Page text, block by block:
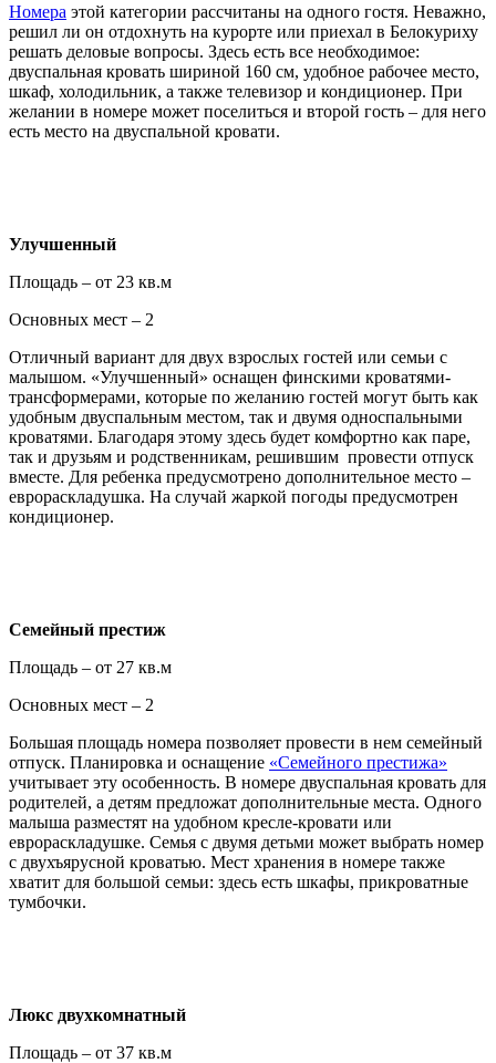
Номера этой категории рассчитаны на одного гостя. Неважно,
решил ли он отдохнуть на курорте или приехал в Белокуриху
решать деловые вопросы. Здесь есть все необходимое:
двуспальная кровать шириной 160 см, удобное рабочее место,
шкаф, холодильник, а также телевизор и кондиционер. При
желании в номере может поселиться и второй гость – для него
есть место на двуспальной кровати.
Улучшенный
Площадь – от 23 кв.м
Основных мест – 2
Отличный вариант для двух взрослых гостей или семьи с
малышом. «Улучшенный» оснащен финскими кроватями-
трансформерами, которые по желанию гостей могут быть как
удобным двуспальным местом, так и двумя односпальными
кроватями. Благодаря этому здесь будет комфортно как паре,
так и друзьям и родственникам, решившим провести отпуск
вместе. Для ребенка предусмотрено дополнительное место –
еврораскладушка. На случай жаркой погоды предусмотрен
кондиционер.
Семейный престиж
Площадь – от 27 кв.м
Основных мест – 2
Большая площадь номера позволяет провести в нем семейный
отпуск. Планировка и оснащение «Семейного престижа»
учитывает эту особенность. В номере двуспальная кровать для
родителей, а детям предложат дополнительные места. Одного
малыша разместят на удобном кресле-кровати или
еврораскладушке. Семья с двумя детьми может выбрать номер
с двухъярусной кроватью. Мест хранения в номере также
хватит для большой семьи: здесь есть шкафы, прикроватные
тумбочки.
Люкс двухкомнатный
Площадь – от 37 кв.м